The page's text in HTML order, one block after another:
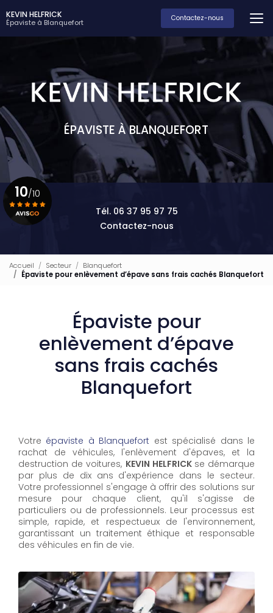
au
contenu
principal
KEVIN HELFRICK
Épaviste à Blanquefort Contactez-nous
ÉPAVISTE À BLANQUEFORT
Tél. 06 37 95 97 75
Contactez-nous
10/10
Accueil Secteur
Blanquefort
Épaviste pour enlèvement d’épave sans frais cachés Blanquefort
Épaviste pour
enlèvement d’épave
sans frais cachés
Blanquefort
Votre épaviste à Blanquefort est spécialisé dans le
rachat de véhicules, l'enlèvement d'épaves, et la
destruction de voitures, KEVIN HELFRICK se démarque
par plus de dix ans d'expérience dans le secteur.
Votre professionnel s'engage à offrir des solutions sur
mesure pour chaque client, qu'il s'agisse de
particuliers ou de professionnels. Leur processus est
simple, rapide, et respectueux de l'environnement,
garantissant un traitement éthique et responsable
des véhicules en fin de vie.